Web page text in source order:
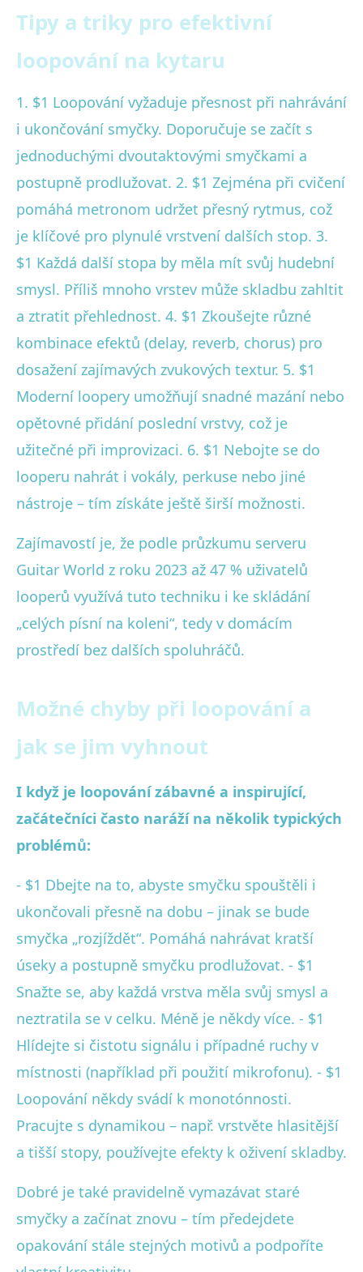
Tipy a triky pro efektivní
loopování na kytaru
1. $1 Loopování vyžaduje přesnost při nahrávání
i ukončování smyčky. Doporučuje se začít s
jednoduchými dvoutaktovými smyčkami a
postupně prodlužovat. 2. $1 Zejména při cvičení
pomáhá metronom udržet přesný rytmus, což
je klíčové pro plynulé vrstvení dalších stop. 3.
$1 Každá další stopa by měla mít svůj hudební
smysl. Příliš mnoho vrstev může skladbu zahltit
a ztratit přehlednost. 4. $1 Zkoušejte různé
kombinace efektů (delay, reverb, chorus) pro
dosažení zajímavých zvukových textur. 5. $1
Moderní loopery umožňují snadné mazání nebo
opětovné přidání poslední vrstvy, což je
užitečné při improvizaci. 6. $1 Nebojte se do
looperu nahrát i vokály, perkuse nebo jiné
nástroje – tím získáte ještě širší možnosti.
Zajímavostí je, že podle průzkumu serveru
Guitar World z roku 2023 až 47 % uživatelů
looperů využívá tuto techniku i ke skládání
„celých písní na koleni“, tedy v domácím
prostředí bez dalších spoluhráčů.
Možné chyby při loopování a
jak se jim vyhnout
I když je loopování zábavné a inspirující,
začátečníci často naráží na několik typických
problémů:
- $1 Dbejte na to, abyste smyčku spouštěli i
ukončovali přesně na dobu – jinak se bude
smyčka „rozjíždět“. Pomáhá nahrávat kratší
úseky a postupně smyčku prodlužovat. - $1
Snažte se, aby každá vrstva měla svůj smysl a
neztratila se v celku. Méně je někdy více. - $1
Hlídejte si čistotu signálu i případné ruchy v
místnosti (například při použití mikrofonu). - $1
Loopování někdy svádí k monotónnosti.
Pracujte s dynamikou – např. vrstvěte hlasitější
a tišší stopy, používejte efekty k oživení skladby.
Dobré je také pravidelně vymazávat staré
smyčky a začínat znovu – tím předejdete
opakování stále stejných motivů a podpoříte